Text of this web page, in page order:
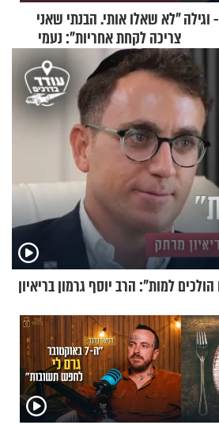
"לא שאלו אותי. הבנתי שאני
צריכה לקחת אחריות": נעמי
בנט בריאיון אישי
למות": הרב יוסף גרמון בריאיון